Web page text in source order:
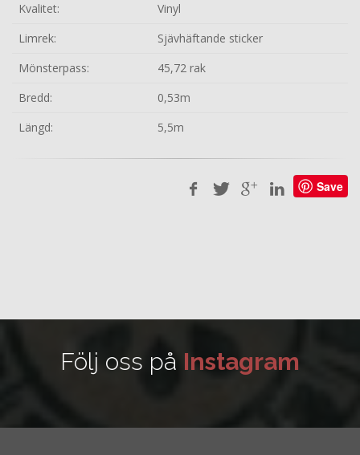
Kvalitet:
Vinyl
Limrek:
Sjävhäftande sticker
Mönsterpass:
45,72 rak
Bredd:
0,53m
Längd:
5,5m
Save
Följ oss på Instagram